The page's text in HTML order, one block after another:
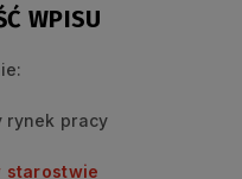
WPISU
rynek pracy
starostwie